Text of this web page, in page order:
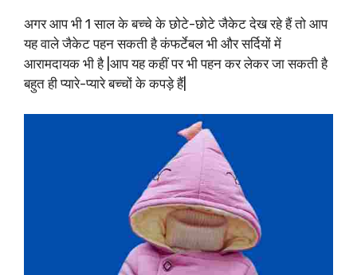
अगर आप भी 1 साल के बच्चे के छोटे-छोटे जैकेट देख रहे हैं तो आप
यह वाले जैकेट पहन सकती है कंफर्टेबल भी और सर्दियों में
आरामदायक भी है |आप यह कहीं पर भी पहन कर लेकर जा सकती है
बहुत ही प्यारे-प्यारे बच्चों के कपड़े हैं|